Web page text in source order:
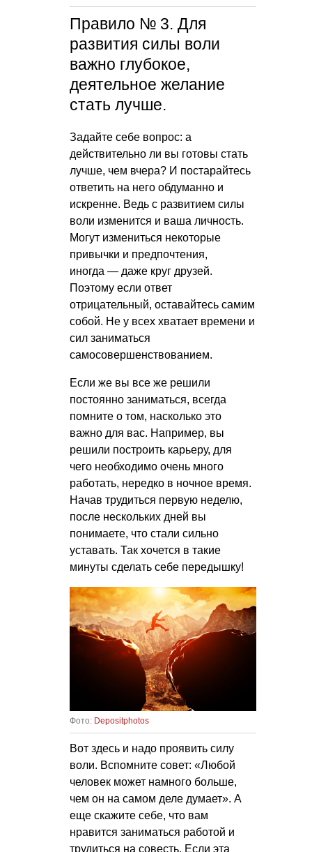
Правило № 3. Для
развития силы воли
важно глубокое,
деятельное желание
стать лучше.
Задайте себе вопрос: а
действительно ли вы готовы стать
лучше, чем вчера? И постарайтесь
ответить на него обдуманно и
искренне. Ведь с развитием силы
воли изменится и ваша личность.
Могут измениться некоторые
привычки и предпочтения,
иногда — даже круг друзей.
Поэтому если ответ
отрицательный, оставайтесь самим
собой. Не у всех хватает времени и
сил заниматься
самосовершенствованием.
Если же вы все же решили
постоянно заниматься, всегда
помните о том, насколько это
важно для вас. Например, вы
решили построить карьеру, для
чего необходимо очень много
работать, нередко в ночное время.
Начав трудиться первую неделю,
после нескольких дней вы
понимаете, что стали сильно
уставать. Так хочется в такие
минуты сделать себе передышку!
Фото: Depositphotos
Вот здесь и надо проявить силу
воли. Вспомните совет: «Любой
человек может намного больше,
чем он на самом деле думает». А
еще скажите себе, что вам
нравится заниматься работой и
трудиться на совесть. Если эта